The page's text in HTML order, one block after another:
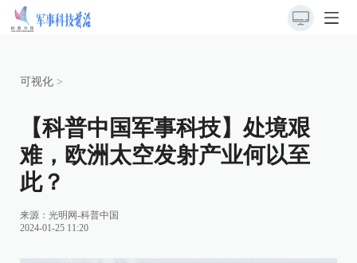
可视化 >
【科普中国军事科技】处境艰
难，欧洲太空发射产业何以至
此？
来源：光明网-科普中国
2024-01-25 11:20